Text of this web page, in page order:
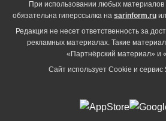
При использовании любых
обязательна гиперссылка на sarinform.ru
Редакция не несет ответственность за
рекламных материалах. Такие
«Партнёрский материал» и
Сайт использует Cookie и сервиc